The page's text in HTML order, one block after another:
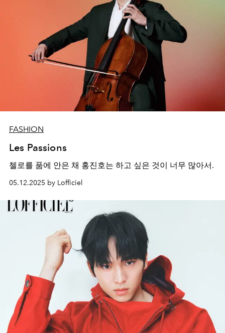
FASHION
Les Passions
첼로를 품에 안은 채 홍진호는 하고 싶은 것이 너무 많아서.
05.12.2025 by Lofficiel